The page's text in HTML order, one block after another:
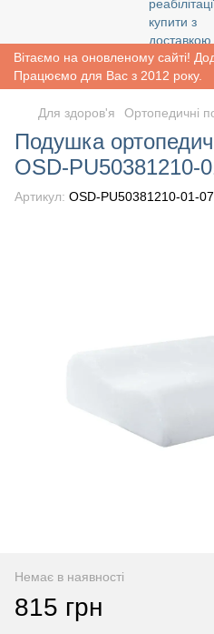
Вітаємо на оновленому сайті!
Працюємо для Вас з 2012 року.
Для здоров'я Ортопедичні
Подушка
OSD-PU50381210-
Артикул: OSD-PU50381210-01-07
Немає в наявності
815 грн